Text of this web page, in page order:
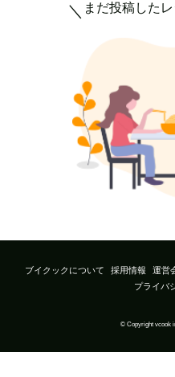
＼ まだ投稿した
ブイクックについて 採用情報 運営
プライバ
© Copyright vcook